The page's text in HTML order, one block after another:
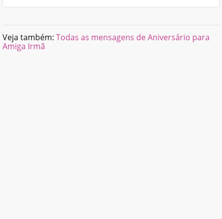
Veja também: Todas as mensagens de Aniversário para
Amiga Irmã